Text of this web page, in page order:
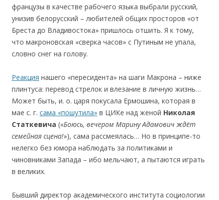
французы в качестве рабочего языка выбрали русский,
унизив белорусский – любителей общих просторов «от
Бреста до Владивостока» пришлось отшить. Я к тому,
что макроновская «сверка часов» с Путиным не упала,
словно снег на голову.
Реакция нашего «пересидента» на шаги Макрона – ниже
плинтуса: перевод стрелок и влезание в личную жизнь…
Может быть, и. о. царя покусала Ермошина, которая в
мае с. г. сама «пошутила» в ЦИКе над женой Николая
Статкевича («Боюсь, вечером Марину Адамович ждёт
семейная сцена!»), сама рассмеялась… Но в принципе-то
нелегко без юмора наблюдать за политиками и
чиновниками Запада – ибо мельчают, а пытаются играть
в великих.
Бывший директор академического института социологии